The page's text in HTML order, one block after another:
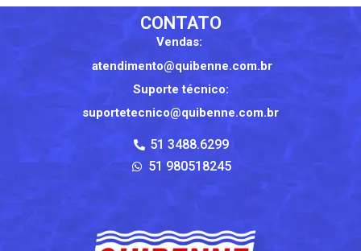
CONTATO
Vendas:
atendimento@quibenne.com.br
Suporte técnico:
suportetecnico@quibenne.com.br
51 3488.6299
51 980518245